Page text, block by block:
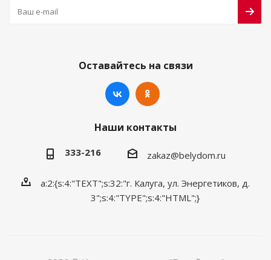
Оставайтесь на связи
Наши контакты
333-216 zakaz@belydom.ru
a:2:{s:4:"TEXT";s:32:"г. Калуга, ул. Энергетиков, д.
3";s:4:"TYPE";s:4:"HTML";}